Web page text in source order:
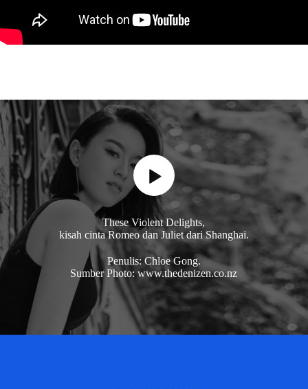
These Violent Delights,
kisah cinta Romeo dan Juliet dari Shanghai.
Penulis: Chloe Gong.
Sumber Photo: www.thedenizen.co.nz